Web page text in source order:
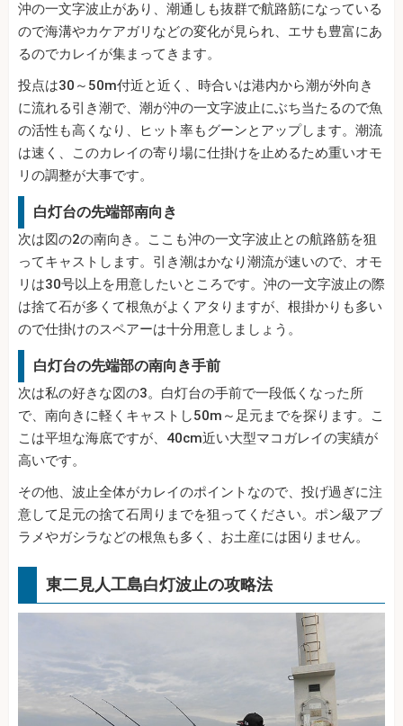
沖の一文字波止があり、潮通しも抜群で航路筋になっている
ので海溝やカケアガリなどの変化が見られ、エサも豊富にあ
るのでカレイが集まってきます。
投点は30～50m付近と近く、時合いは港内から潮が外向き
に流れる引き潮で、潮が沖の一文字波止にぶち当たるので魚
の活性も高くなり、ヒット率もグーンとアップします。潮流
は速く、このカレイの寄り場に仕掛けを止めるため重いオモ
リの調整が大事です。
白灯台の先端部南向き
次は図の2の南向き。ここも沖の一文字波止との航路筋を狙
ってキャストします。引き潮はかなり潮流が速いので、オモ
リは30号以上を用意したいところです。沖の一文字波止の際
は捨て石が多くて根魚がよくアタりますが、根掛かりも多い
ので仕掛けのスペアーは十分用意しましょう。
白灯台の先端部の南向き手前
次は私の好きな図の3。白灯台の手前で一段低くなった所
で、南向きに軽くキャストし50m～足元までを探ります。こ
こは平坦な海底ですが、40cm近い大型マコガレイの実績が
高いです。
その他、波止全体がカレイのポイントなので、投げ過ぎに注
意して足元の捨て石周りまでを狙ってください。ポン級アブ
ラメやガシラなどの根魚も多く、お土産には困りません。
東二見人工島白灯波止の攻略法